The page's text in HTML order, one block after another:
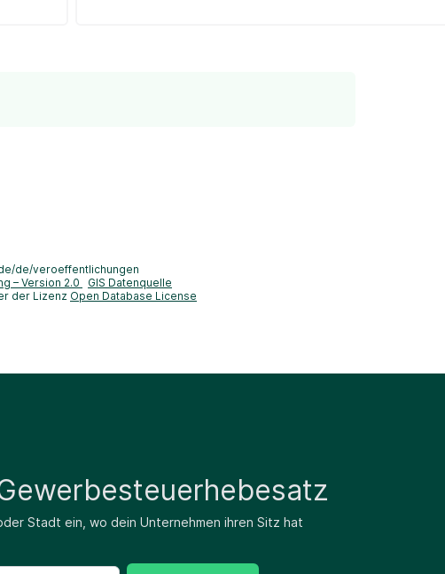
de/veroeffentlichungen
– Version 2.0
GIS Datenquelle
der Lizenz Open Database License
Stadt ein, wo dein Unternehmen ihren Sitz hat